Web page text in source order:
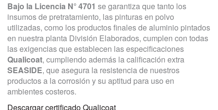
Bajo la Licencia N° 4701 se garantiza que tanto los
insumos de pretratamiento, las pinturas en polvo
utilizadas, como los productos finales de aluminio pintados
en nuestra planta División Elaborados, cumplen con todas
las exigencias que establecen las especificaciones
Qualicoat, cumpliendo además la calificación extra
SEASIDE, que asegura la resistencia de nuestros
productos a la corrosión y su aptitud para uso en
ambientes costeros.
Descargar certificado Qualicoat